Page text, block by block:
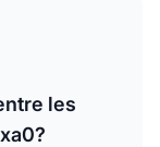
les